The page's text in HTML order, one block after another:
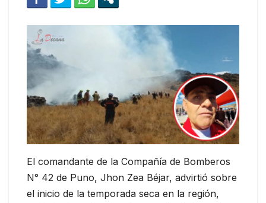
El comandante de la Compañía de Bomberos
N° 42 de Puno, Jhon Zea Béjar, advirtió sobre
el inicio de la temporada seca en la región,